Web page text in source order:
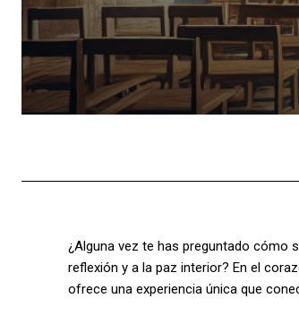
¿Alguna vez te has preguntado cómo
reflexión y a la paz interior? En el
ofrece una experiencia única que